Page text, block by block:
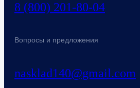
8 (800) 201-80-04
Вопросы и предложения
nasklad140@gmail.com